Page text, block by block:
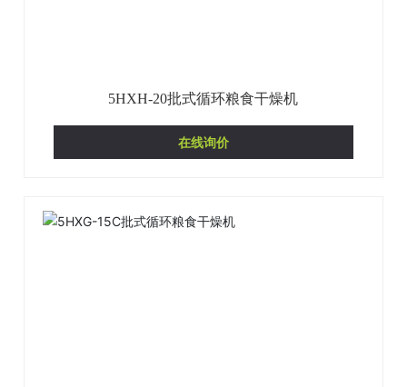
5HXH-20批式循环粮食干燥机
在线询价